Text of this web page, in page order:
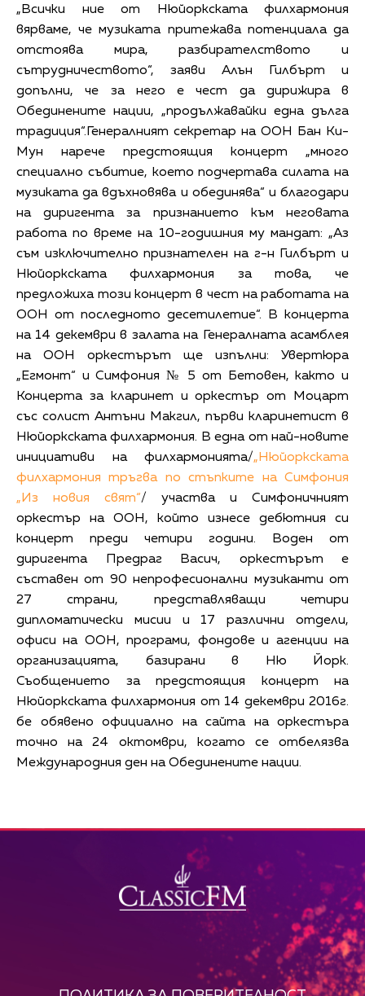
„Всички ние от Нюйоркската филхармония
вярваме, че музиката притежава потенциала да
отстоява мира, разбирателството и
сътрудничеството“, заяви Алън Гилбърт и
допълни, че за него е чест да дирижира в
Обединените нации, „продължавайки една дълга
традиция“.Генералният секретар на ООН Бан Ки-
Мун нарече предстоящия концерт „много
специално събитие, което подчертава силата на
музиката да вдъхновява и обединява“ и благодари
на диригента за признанието към неговата
работа по време на 10-годишния му мандат: „Аз
съм изключително признателен на г-н Гилбърт и
Нюйоркската филхармония за това, че
предложиха този концерт в чест на работата на
ООН от последното десетилетие“. В концерта
на 14 декември в залата на Генералната асамблея
на ООН оркестърът ще изпълни: Увертюра
„Егмонт“ и Симфония № 5 от Бетовен, както и
Концерта за кларинет и оркестър от Моцарт
със солист Антъни Макгил, първи кларинетист в
Нюйоркската филхармония. В една от най-новите
инициативи на филхармонията/„Нюйоркската
филхармония тръгва по стъпките на Симфония
„Из новия свят“/ участва и Симфоничният
оркестър на ООН, който изнесе дебютния си
концерт преди четири години. Воден от
диригента Предраг Васич, оркестърът е
съставен от 90 непрофесионални музиканти от
27 страни, представляващи четири
дипломатически мисии и 17 различни отдели,
офиси на ООН, програми, фондове и агенции на
организацията, базирани в Ню Йорк.
Съобщението за предстоящия концерт на
Нюйоркската филхармония от 14 декември 2016г.
бе обявено официално на сайта на оркестъра
точно на 24 октомври, когато се отбелязва
Международния ден на Обединените нации.